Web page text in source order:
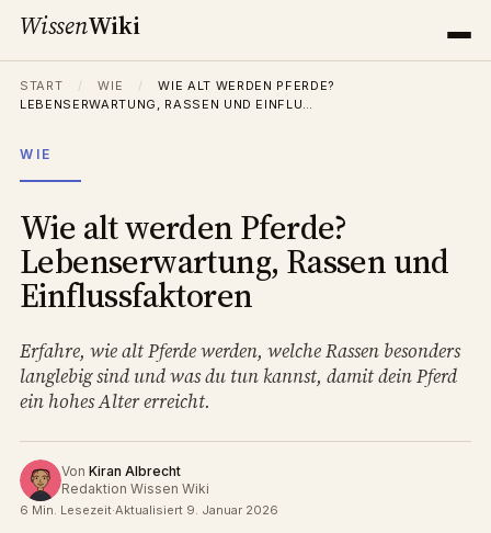
WissenWiki
START / WIE /
WIE ALT WERDEN PFERDE?
LEBENSERWARTUNG, RASSEN UND EINFLU…
WIE
Wie alt werden Pferde?
Lebenserwartung, Rassen und
Einflussfaktoren
Erfahre, wie alt Pferde werden, welche Rassen besonders
langlebig sind und was du tun kannst, damit dein Pferd
ein hohes Alter erreicht.
Von Kiran Albrecht
Redaktion Wissen Wiki
6 Min. Lesezeit·Aktualisiert 9. Januar 2026